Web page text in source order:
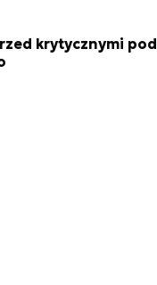
krytycznymi